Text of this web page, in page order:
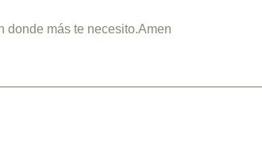
donde más te necesito.Amen